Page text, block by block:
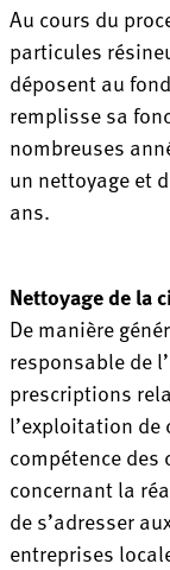
Au cours du
particules
déposent au
remplisse sa
nombreuses
un nettoyage et
ans.
Nettoyage de la
De manière
responsable de
prescriptions
l’exploitation de
compétence des
concernant la
de s’adresser
entreprises